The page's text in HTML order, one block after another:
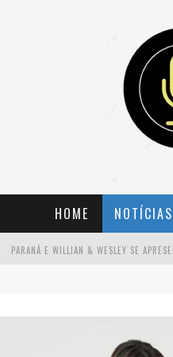
HOME NOTÍCIAS
BANDA MOLE DE BH ANUNCIA KAYETE